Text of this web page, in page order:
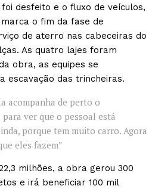
desfeito e o fluxo de veículos,
o fim da fase de
de aterro nas cabeceiras do
As quatro lajes foram
obra, as equipes se
escavação das trincheiras.
acompanha de perto o
ver que o pessoal está
porque tem muito carro. Agora
eles fazem”
milhões, a obra gerou 300
e irá beneficiar 100 mil